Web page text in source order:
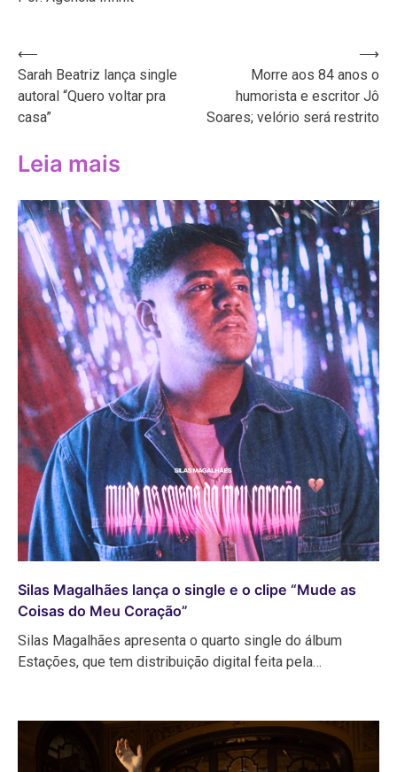
Navegação
de
Post
⟵
Sarah Beatriz lança single
autoral “Quero voltar pra
casa”
Morre aos 84 anos o
humorista e escritor Jô
Soares; velório será restrito
⟶
Leia mais
Silas Magalhães lança o single e o clipe “Mude as
Coisas do Meu Coração”
Silas Magalhães apresenta o quarto single do álbum
Estações, que tem distribuição digital feita pela…